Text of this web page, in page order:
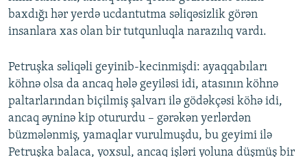
baxdığı hər yerdə ucdantutma səliqəsizlik görən
insanlara xas olan bir tutqunluqla narazılıq vardı.
Petruşka səliqəli geyinib-kecinmişdi: ayaqqabıları
köhnə olsa da ancaq hələ geyiləsi idi, atasının köhnə
paltarlarından biçilmiş şalvarı ilə gödəkçəsi köhə idi,
ancaq əyninə kip otururdu – gərəkən yerlərdən
büzmələnmiş, yamaqlar vurulmuşdu, bu geyimi ilə
Petruşka balaca, yoxsul, ancaq işləri yoluna düşmüş bir